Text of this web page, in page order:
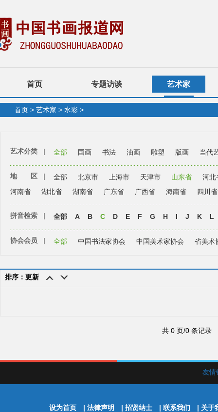
首页 专题访谈 艺术家
首页 > 艺术家 > 水彩 >
艺术分类 | 全部 国画 书法 油画 雕塑 版画 当代
地 区 | 全部 北京市 上海市 天津市 山东省
河北
河南省
湖北省 湖南省 广东省 广西省 海南省 四川省
拼音检索 | 全部 A B C D E F G H I J K L
协会会员 | 全部 中国书法家协会 中国美术家协会 省美术
排序：更新
共 0 页/0 条记录
友
设为首页 | 法律声明 | 招贤纳士 | 联系我们 | 关于